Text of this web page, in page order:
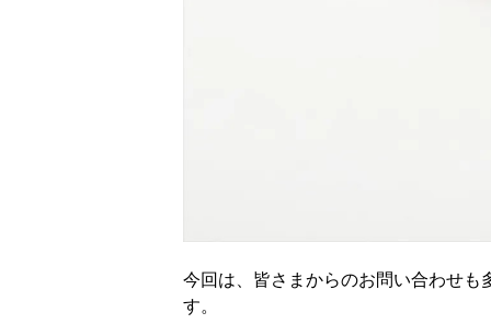
今回は、皆さまからのお問い合わせ
す。